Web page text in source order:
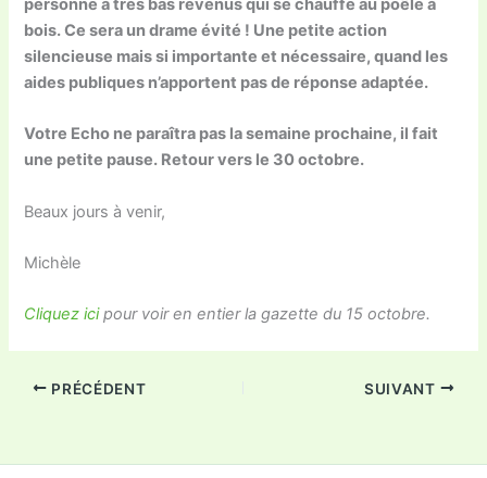
personne à très bas revenus qui se chauffe au poêle à
bois. Ce sera un drame évité ! Une petite action
silencieuse mais si importante et nécessaire, quand les
aides publiques n’apportent pas de réponse adaptée.
Votre Echo ne paraîtra pas la semaine prochaine, il fait
une petite pause. Retour vers le 30 octobre.
Beaux jours à venir,
Michèle
Cliquez icipour voir en entier la gazette du 15 octobre.
PRÉCÉDENT SUIVANT